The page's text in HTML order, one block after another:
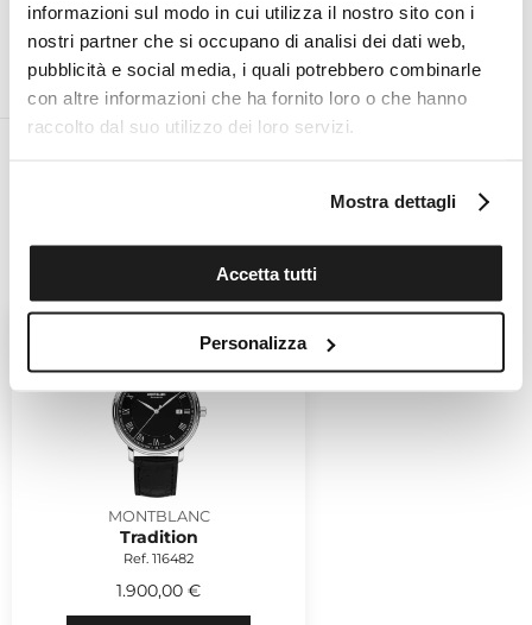
informazioni sul modo in cui utilizza il nostro sito con i
nostri partner che si occupano di analisi dei dati web,
pubblicità e social media, i quali potrebbero combinarle
con altre informazioni che ha fornito loro o che hanno
raccolto dal suo utilizzo dei loro servizi.
Mostra dettagli
Accetta tutti
Personalizza
RESO ENTRO 14 GIORNI DALLA
CONSEGNA
SPEDIZIONE GRATUITA IN ITALIA
PER ORDINI SUPERIORI A €99
MONTBLANC
Tradition
Ref. 116482
1.900,00 €